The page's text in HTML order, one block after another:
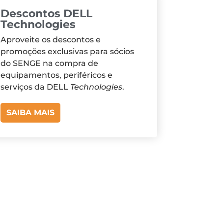
Descontos DELL
Technologies
Aproveite os descontos e
promoções exclusivas para sócios
do SENGE na compra de
equipamentos, periféricos e
serviços da DELL Technologies.
SAIBA MAIS